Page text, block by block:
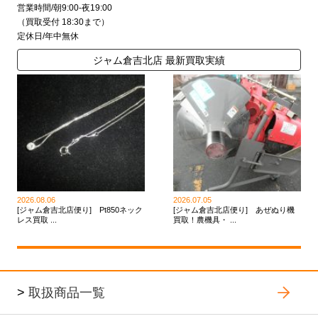
営業時間/朝9:00-夜19:00
（買取受付 18:30まで）
定休日/年中無休
ジャム倉吉北店 最新買取実績
2026.08.06
[ジャム倉吉北店便り] Pt850ネック
レス買取 ...
2026.07.05
[ジャム倉吉北店便り] あぜぬり機
買取！農機具・ ...
> 取扱商品一覧